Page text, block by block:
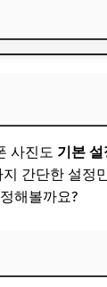
사진도 기본
간단한 설정
해볼까요?